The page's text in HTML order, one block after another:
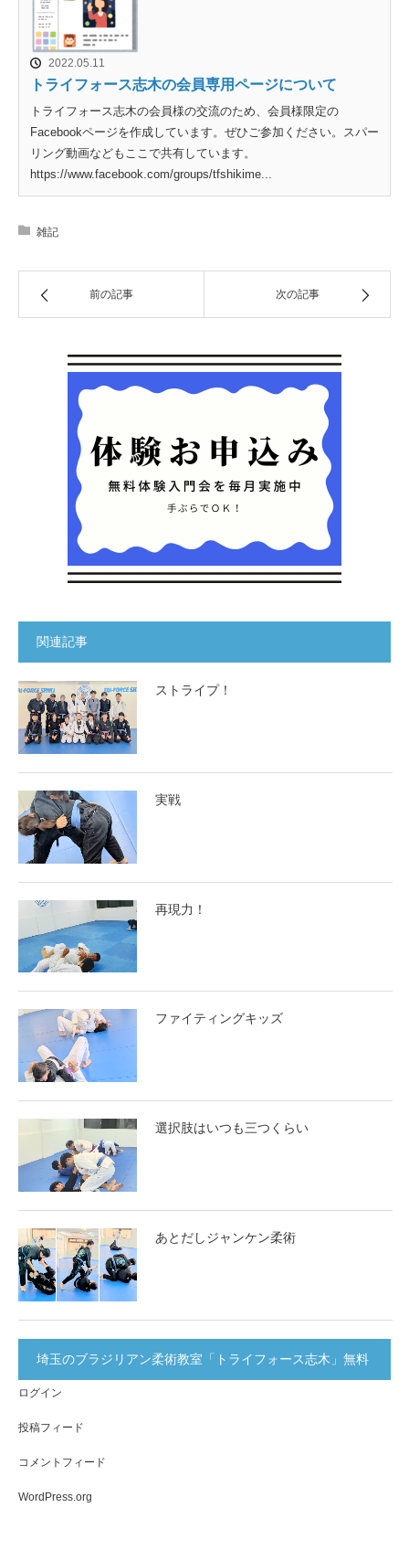
2022.05.11
トライフォース志木の会員専用ページについて
トライフォース志木の会員様の交流のため、会員様限定の
Facebookページを作成しています。ぜひご参加ください。スパー
リング動画などもここで共有しています。
https://www.facebook.com/groups/tfshikime...
雑記
前の記事 次の記事
関連記事
ストライプ！
実戦
再現力！
ファイティングキッズ
選択肢はいつも三つくらい
あとだしジャンケン柔術
埼玉のブラジリアン柔術教室「トライフォース志木」無料
体験実施中！
ログイン
投稿フィード
コメントフィード
WordPress.org